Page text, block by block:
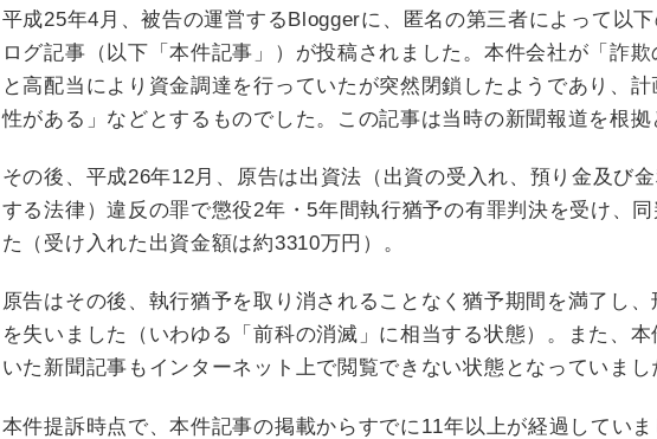
平成25年4月、被告の運営するBloggerに、匿名の第三者によって以
ログ記事（以下「本件記事」）が投稿されました。本件会社が「詐
と高配当により資金調達を行っていたが突然閉鎖したようであり、
性がある」などとするものでした。この記事は当時の新聞報道を根拠
その後、平成26年12月、原告は出資法（出資の受入れ、預り金及び
する法律）違反の罪で懲役2年・5年間執行猶予の有罪判決を受け、
た（受け入れた出資金額は約3310万円）。
原告はその後、執行猶予を取り消されることなく猶予期間を満了し、
を失いました（いわゆる「前科の消滅」に相当する状態）。また、本
いた新聞記事もインターネット上で閲覧できない状態となっていまし
本件提訴時点で、本件記事の掲載からすでに11年以上が経過してい